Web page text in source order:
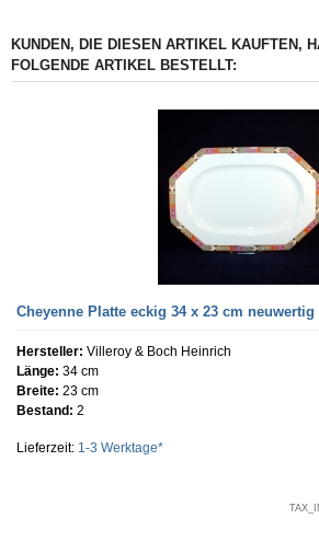
KUNDEN, DIE DIESEN ARTIKEL KAUFTEN,
FOLGENDE ARTIKEL BESTELLT:
Cheyenne Platte eckig 34 x 23 cm neuwertig
Hersteller: Villeroy & Boch Heinrich
Länge: 34 cm
Breite: 23 cm
Bestand: 2
Lieferzeit: 1-3 Werktage*